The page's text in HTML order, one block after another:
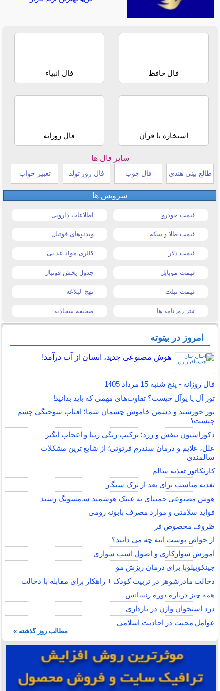
فال حافظ فال انبیاء
استخاره با قرآن فال روزانه
سایر فال ها
طالع بینی هندی فال چوب فال روز تولد تعبیر خواب
سرویس ها
قیمت خودرو اطلاعات دارویی
قیمت طلا و سکه ویدئوهای فوتبال
قیمت دلار کالری مواد غذایی
قیمت موبایل جدول پخش فوتبال
قیمت تبلت نهج البلاغه
تیتر روزنامه ها صحیفه سجادیه
امروز در بیتوته
هوش مصنوعی جدید، انسان از آب درآمد!
فال روزانه - پنج شنبه 15 مرداد 1405
تور آل یا یوآل چیست؟ تفاوت‌های مهمی که باید بدانید!
نور خورشید و دشمن خاموش چشمان شما؛ آفتاب سوختگی چشم
چیست؟
دکوراسیون بنفش و زرد؛ ترکیب رنگی زیبا و اعجاب انگیز
علل، علایم و درمان سندرم فرتوتی؛ از شایع ترین مشکلات
سالمندی
کاریکاتور تغذیه سالم
تغذیه مناسب برای بعد از ترک سیگار
هوش مصنوعی جمینای به عینک هوشمند سامسونگ رسید
فواید سلامتی و موارد مصرف بابونه رومی
ظروف مخصوص فر
از خواص پوست انبه چه می دانید؟
آموزش سوارکاری و اصول اسب سواری
جینکوبیلوبا برای درمان ریزش مو
دخالت مادرشوهر در تربیت کودک + راهکار برای مقابله با دخالت
همه چیز درباره دوره رنسانس
درد استخوان واژن در بارداری
عوامل محبت در احادیث اسلامى
مطالب روز گذشته »